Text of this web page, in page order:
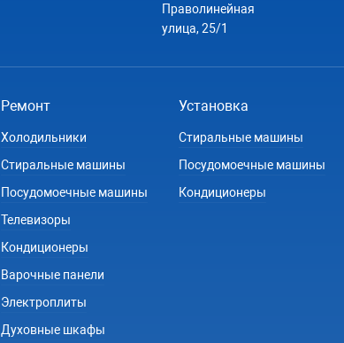
Праволинейная
улица, 25/1
Ремонт
Холодильники
Стиральные машины
Посудомоечные машины
Телевизоры
Кондиционеры
Варочные панели
Электроплиты
Духовные шкафы
Установка
Стиральные машины
Посудомоечные машины
Кондиционеры